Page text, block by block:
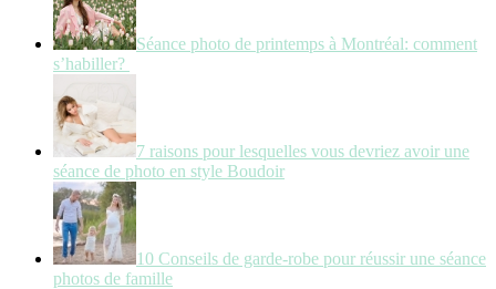
Séance photo de printemps à Montréal: comment
s’habiller?
7 raisons pour lesquelles vous devriez avoir une
séance de photo en style Boudoir
10 Conseils de garde-robe pour réussir une séance
photos de famille